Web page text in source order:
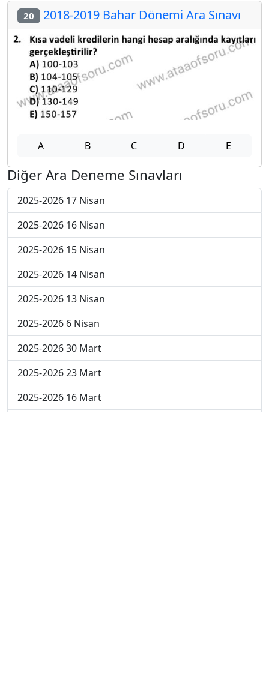
20 2018-2019 Bahar Dönemi Ara Sınavı
A B C D E
Diğer Ara Deneme Sınavları
2025-2026 17 Nisan
2025-2026 16 Nisan
2025-2026 15 Nisan
2025-2026 14 Nisan
2025-2026 13 Nisan
2025-2026 6 Nisan
2025-2026 30 Mart
2025-2026 23 Mart
2025-2026 16 Mart